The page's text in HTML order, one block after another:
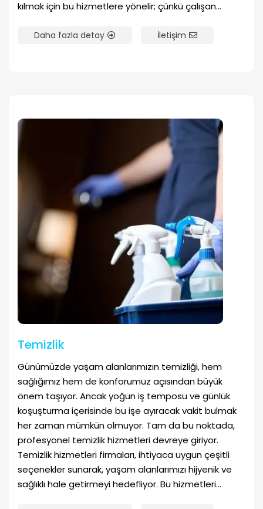
kılmak için bu hizmetlere yönelir; çünkü çalışan...
Daha fazla detay İletişim
Temizlik
Günümüzde yaşam alanlarımızın temizliği, hem
sağlığımız hem de konforumuz açısından büyük
önem taşıyor. Ancak yoğun iş temposu ve günlük
koşuşturma içerisinde bu işe ayıracak vakit bulmak
her zaman mümkün olmuyor. Tam da bu noktada,
profesyonel temizlik hizmetleri devreye giriyor.
Temizlik hizmetleri firmaları, ihtiyaca uygun çeşitli
seçenekler sunarak, yaşam alanlarımızı hijyenik ve
sağlıklı hale getirmeyi hedefliyor. Bu hizmetleri...